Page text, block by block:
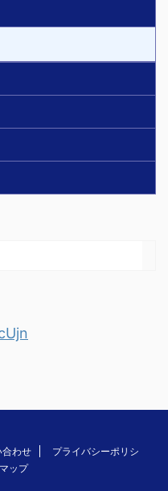
合わせ
プライバシーポリシ
ップ